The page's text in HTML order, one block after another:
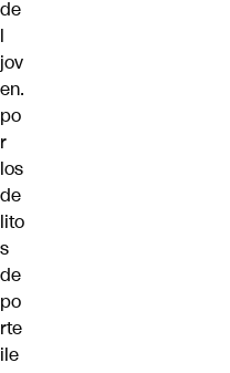
de
l
jov
en.
po
r
los
de
lito
s
de
po
rte
ile